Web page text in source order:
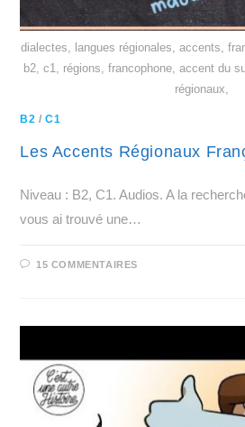
dialectes, langues régionales, accents,
b2, c1, régions, francophone, accent du
régionaux,
B2 /C1
Les Accents Régionaux
Niveau : B2, C1. Audios. A la
vous ai trouvé une…
15 COMMENTAIRES